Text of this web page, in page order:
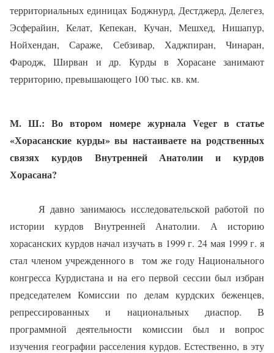
территориальных единицах Боджнурд, Дестджерд, Делегез,
Эсферайин, Келат, Кепекан, Кучан, Мешхед, Нишапур,
Нойхендан, Сараже, Себзивар, Хаджпиран, Чинаран,
Фародж, Ширван и др. Курды в Хорасане занимают
территорию, превышающего 100 тыс. кв. км.
М. Ш.: Во втором номере журнала Vegerв статье
«Хорасанские курды» вы настаиваете на родственных
связях курдов
Внутренней Анатолии и курдов
Хорасана?
Я давно занимаюсь исследовательской работой по
истории курдов Внутренней Анатолии. А
историю
хорасанских курдов начал изучать в 1999 г. 24 мая 1999 г. я
стал членом учрежденного в
том же году Национального
конгресса Курдистана и на его первой сессии был избран
председателем Комиссии по делам курдских беженцев,
репрессированных и национальных диаспор. В
программной деятельности комиссии был и вопрос
изучения географии расселения курдов. Естественно, в эту